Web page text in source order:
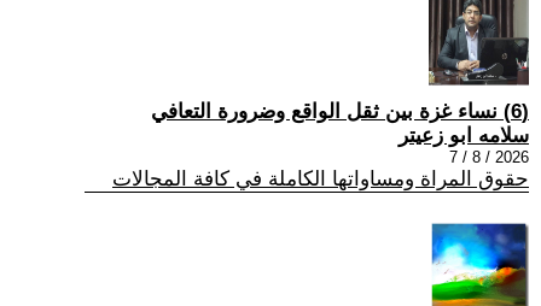
(6) نساء غزة بين ثقل الواقع وضرورة التعافي
سلامه ابو زعيتر
2026 / 8 / 7
حقوق المراة ومساواتها الكاملة في كافة المجالات